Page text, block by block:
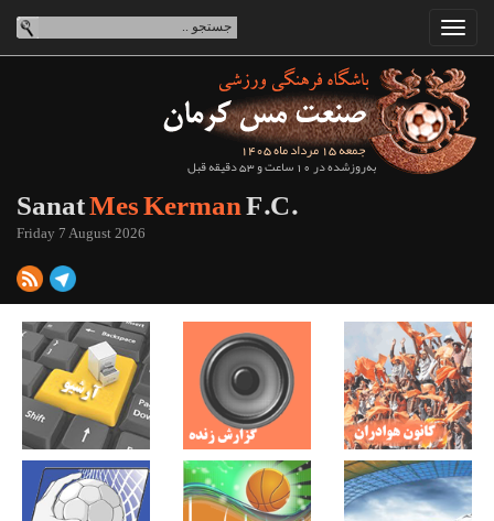
جمعه 15 مرداد ماه 1405
به‌روزشده در 10 ساعت و 53 دقیقه قبل
SanatMes KermanF.C.
Friday 7 August 2026